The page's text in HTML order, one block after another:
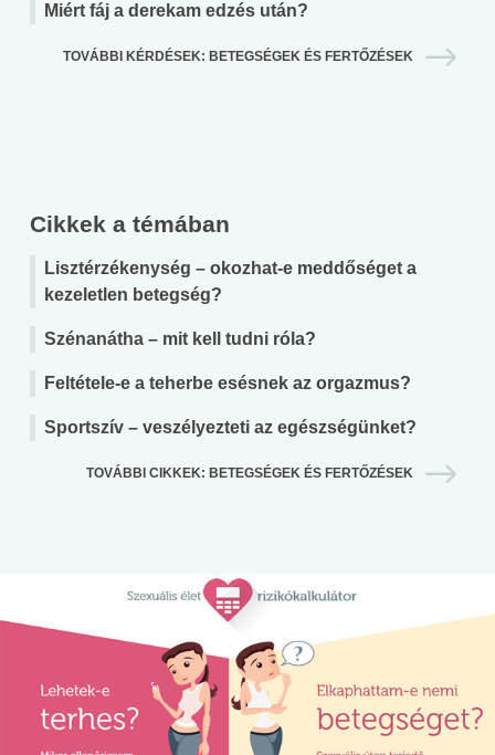
Miért fáj a derekam edzés után?
TOVÁBBI KÉRDÉSEK: BETEGSÉGEK ÉS FERTŐZÉSEK
Cikkek a témában
Lisztérzékenység – okozhat-e meddőséget a
kezeletlen betegség?
Szénanátha – mit kell tudni róla?
Feltétele-e a teherbe esésnek az orgazmus?
Sportszív – veszélyezteti az egészségünket?
TOVÁBBI CIKKEK: BETEGSÉGEK ÉS FERTŐZÉSEK